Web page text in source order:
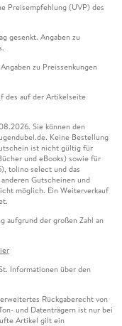
Preisempfehlung (UVP) des
gesenkt. Angaben zu
zu Preissenkungen
des auf der Artikelseite
Sie können den
Keine Bestellung
ist nicht gültig für
und eBooks) sowie für
tolino select und das
Gutscheinen und
möglich. Ein Weiterverkauf
aufgrund der großen Zahl an
Informationen über den
Rückgaberecht von
und Datenträgern ist nur bei
Artikel gilt ein